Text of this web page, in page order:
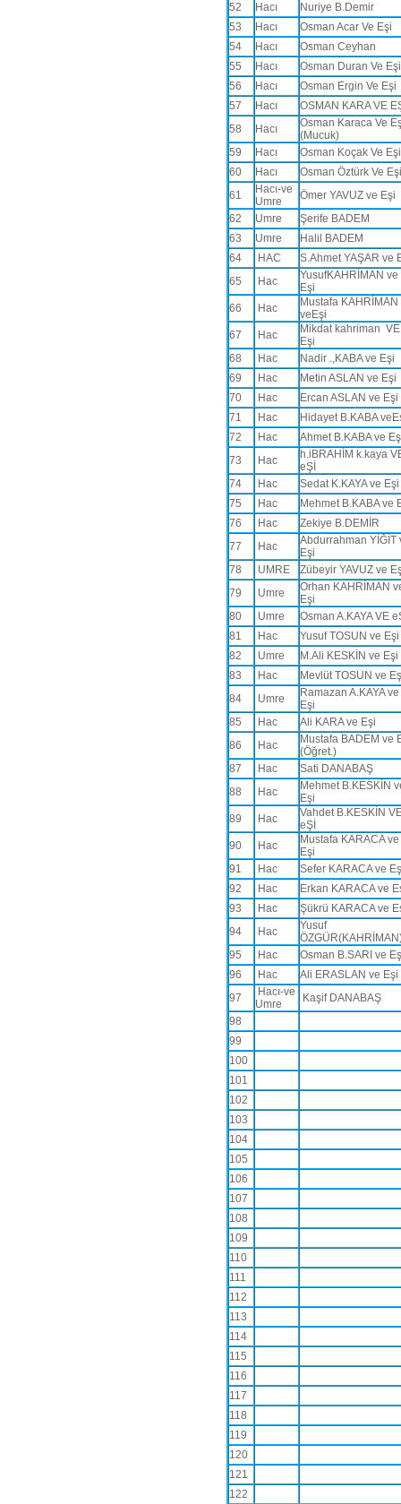
52
Hacı
Nuriye B.Demir
53
Hacı
Osman Acar Ve Eşi
54
Hacı
Osman Ceyhan
55
Hacı
Osman Duran Ve Eşi
56
Hacı
Osman Ergin Ve Eşi
57
Hacı
OSMAN KARA VE
58
Hacı
Osman Karaca Ve
(Mucuk)
59
Hacı
Osman Koçak Ve Eşi
60
Hacı
Osman Öztürk Ve Eşi
61
Hacı-ve
Umre
Ömer YAVUZ ve Eşi
62
Umre
Şerife BADEM
63
Umre
Halil BADEM
64
HAC
S.Ahmet YAŞAR ve
65
Hac
YusufKAHRİMAN ve
Eşi
66
Hac
Mustafa KAHRİMAN
veEşi
67
Hac
Mikdat kahriman VE
Eşi
68
Hac
Nadir .,KABA ve Eşi
69
Hac
Metin ASLAN ve Eşi
70
Hac
Ercan ASLAN ve Eşi
71
Hac
Hidayet B.KABA
72
Hac
Ahmet B.KABA ve
73
Hac
h.iBRAHİM k.kaya
eŞİ
74
Hac
Sedat K.KAYA ve Eşi
75
Hac
Mehmet B.KABA ve
76
Hac
Zekiye B.DEMİR
77
Hac
Abdurrahman YİĞİT
Eşi
78
UMRE
Zübeyir YAVUZ ve
79
Umre
Orhan KAHRİMAN
Eşi
80
Umre
Osman A.KAYA VE
81
Hac
Yusuf TOSUN ve Eşi
82
Umre
M.Ali KESKİN ve Eşi
83
Hac
Mevlüt TOSUN ve
84
Umre
Ramazan A.KAYA ve
Eşi
85
Hac
Ali KARA ve Eşi
86
Hac
Mustafa BADEM ve
(Öğret.)
87
Hac
Sati DANABAŞ
88
Hac
Mehmet B.KESKİN
Eşi
89
Hac
Vahdet B.KESKİN
eŞİ
90
Hac
Mustafa KARACA ve
Eşi
91
Hac
Sefer KARACA ve
92
Hac
Erkan KARACA ve
93
Hac
Şükrü KARACA ve
94
Hac
Yusuf
95
Hac
Osman B.SARI ve
96
Hac
Ali ERASLAN ve Eşi
97
Hacı-ve
Umre
Kaşif DANABAŞ
98
99
100
101
102
103
104
105
106
107
108
109
110
111
112
113
114
115
116
117
118
119
120
121
122